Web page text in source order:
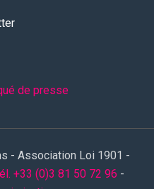
de presse
- Association Loi 1901 -
+33 (0)3 81 50 72 96 -